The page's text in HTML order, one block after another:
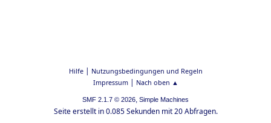
Hilfe| Nutzungsbedingungen und Regeln
Impressum| Nach oben ▲
SMF 2.1.7 © 2026, Simple Machines
Seite erstellt in 0.085 Sekunden mit 20 Abfragen.